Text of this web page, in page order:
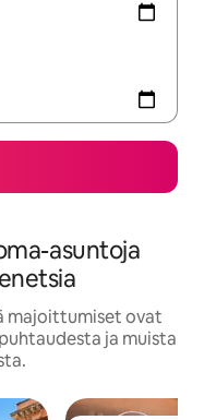
asuntoja
majoittumiset ovat
ja muista